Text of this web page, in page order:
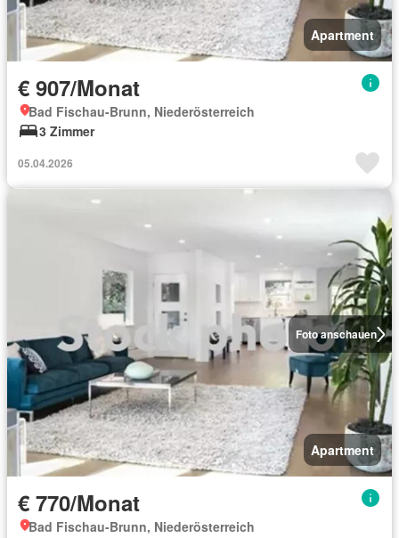
Apartment
€ 907/Monat
Bad Fischau-Brunn, Niederösterreich
3 Zimmer
05.04.2026
Foto anschauen
Apartment
€ 770/Monat
Bad Fischau-Brunn, Niederösterreich